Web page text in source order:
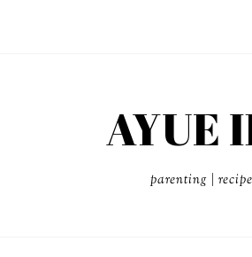
AYUE
parenting |